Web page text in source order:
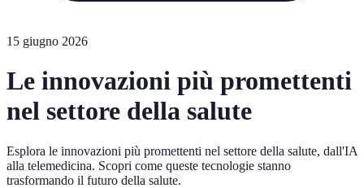
15 giugno 2026
Le innovazioni più promettenti
nel settore della salute
Esplora le innovazioni più promettenti nel settore della salute, dall'IA
alla telemedicina. Scopri come queste tecnologie stanno
trasformando il futuro della salute.